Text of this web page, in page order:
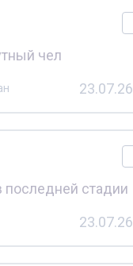
чел
23.07.26
последней стадии
23.07.26